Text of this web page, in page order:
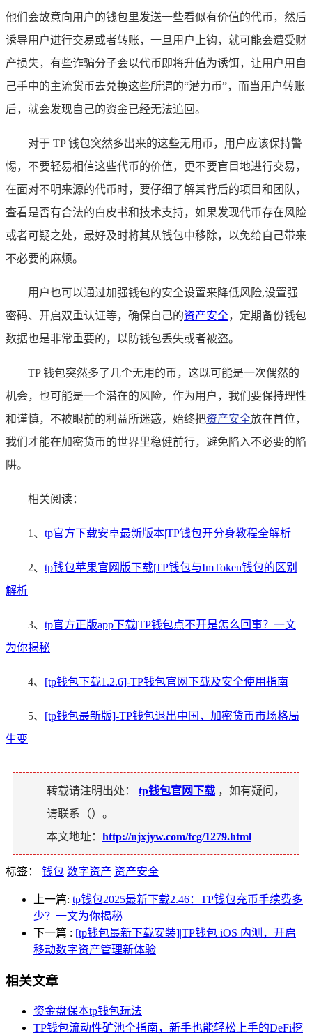
他们会故意向用户的钱包里发送一些看似有价值的代币，然后
诱导用户进行交易或者转账，一旦用户上钩，就可能会遭受财
产损失，有些诈骗分子会以代币即将升值为诱饵，让用户用自
己手中的主流货币去兑换这些所谓的“潜力币”，而当用户转账
后，就会发现自己的资金已经无法追回。
对于 TP 钱包突然多出来的这些无用币，用户应该保持警
惕，不要轻易相信这些代币的价值，更不要盲目地进行交易，
在面对不明来源的代币时，要仔细了解其背后的项目和团队，
查看是否有合法的白皮书和技术支持，如果发现代币存在风险
或者可疑之处，最好及时将其从钱包中移除，以免给自己带来
不必要的麻烦。
用户也可以通过加强钱包的安全设置来降低风险,设置强
密码、开启双重认证等，确保自己的资产安全，定期备份钱包
数据也是非常重要的，以防钱包丢失或者被盗。
TP 钱包突然多了几个无用的币，这既可能是一次偶然的
机会，也可能是一个潜在的风险，作为用户，我们要保持理性
和谨慎，不被眼前的利益所迷惑，始终把资产安全放在首位，
我们才能在加密货币的世界里稳健前行，避免陷入不必要的陷
阱。
相关阅读：
1、 tp官方下载安卓最新版本|TP钱包开分身教程全解析
2、 tp钱包苹果官网版下载|TP钱包与ImToken钱包的区别
解析
3、 tp官方正版app下载|TP钱包点不开是怎么回事？一文
为你揭秘
4、 [tp钱包下载1.2.6]-TP钱包官网下载及安全使用指南
5、 [tp钱包最新版]-TP钱包退出中国，加密货币市场格局
生变
转载请注明出处： tp钱包官网下载 ，如有疑问，
请联系（）。
本文地址： http://njxjyw.com/fcg/1279.html
标签： 钱包 数字资产 资产安全
上一篇: tp钱包2025最新下载2.46：TP钱包充币手续费多
少？一文为你揭秘
下一篇 : [tp钱包最新下载安装]|TP钱包 iOS 内测，开启
移动数字资产管理新体验
相关文章
资金盘保本tp钱包玩法
TP钱包流动性矿池全指南，新手也能轻松上手的DeFi挖